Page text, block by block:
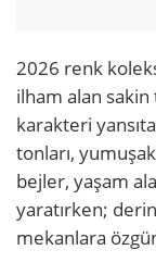
2026 renk
ilham alan
karakteri
tonları,
bejler, yaşam
yaratırken;
mekanlara